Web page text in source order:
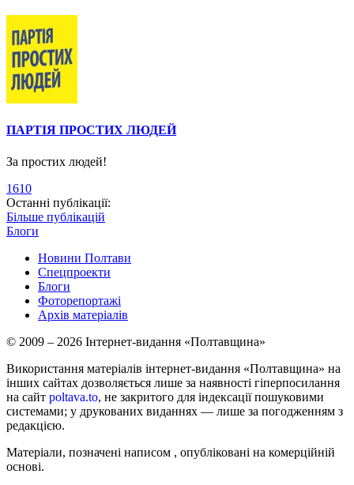
ПАРТІЯ ПРОСТИХ ЛЮДЕЙ
За простих людей!
1610
Останні публікації:
Більше публікацій
Блоги
Новини Полтави
Спецпроекти
Блоги
Фоторепортажі
Архів матеріалів
© 2009 – 2026 Інтернет-видання «Полтавщина»
Використання матеріалів інтернет-видання «Полтавщина» на
інших сайтах дозволяється лише за наявності гіперпосилання
на сайт poltava.to, не закритого для індексації пошуковими
системами; у друкованих виданнях — лише за погодженням з
редакцією.
Матеріали, позначені написом , опубліковані на комерційній
основі.